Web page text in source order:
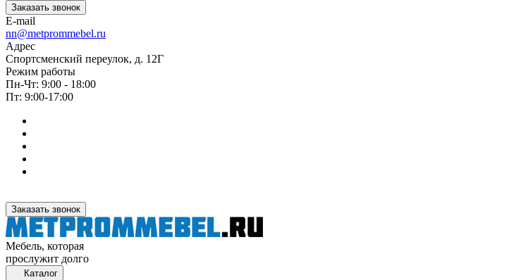
Заказать звонок
E-mail
nn@metprommebel.ru
Адрес
Спортсменский переулок, д. 12Г
Режим работы
Пн-Чт: 9:00 - 18:00
Пт: 9:00-17:00
Заказать звонок
Мебель, которая
прослужит долго
Каталог